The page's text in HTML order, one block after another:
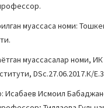
муассаса номи:
муассасалар номи,
DSc.27.06.2017.К/
Исабаев Исмоил